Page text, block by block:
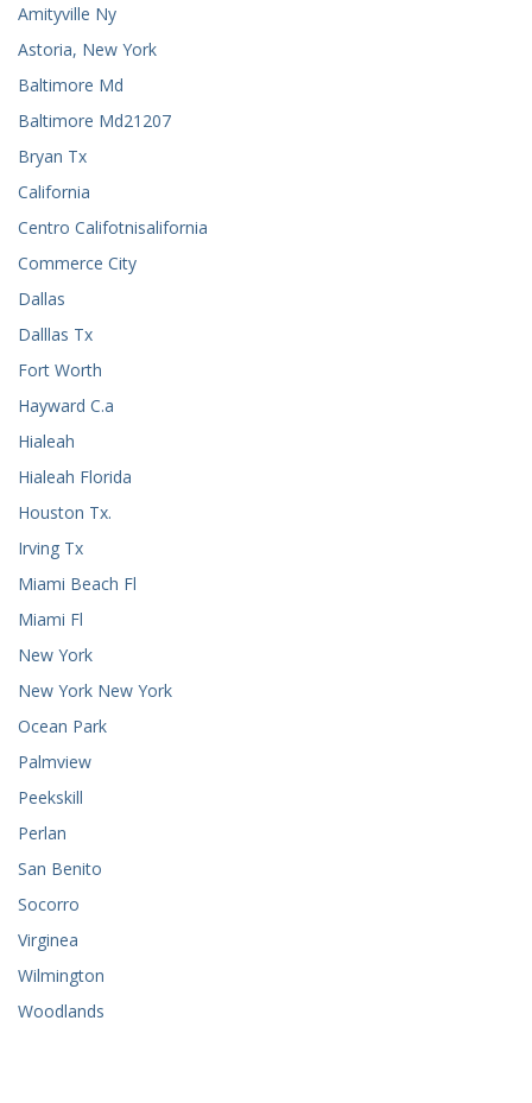
Amityville Ny
Astoria, New York
Baltimore Md
Baltimore Md21207
Bryan Tx
California
Centro Califotnisalifornia
Commerce City
Dallas
Dalllas Tx
Fort Worth
Hayward C.a
Hialeah
Hialeah Florida
Houston Tx.
Irving Tx
Miami Beach Fl
Miami Fl
New York
New York New York
Ocean Park
Palmview
Peekskill
Perlan
San Benito
Socorro
Virginea
Wilmington
Woodlands